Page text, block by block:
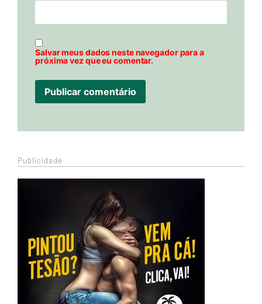
Salvar meus dados neste navegador para a
próxima vez que eu comentar.
Publicidade